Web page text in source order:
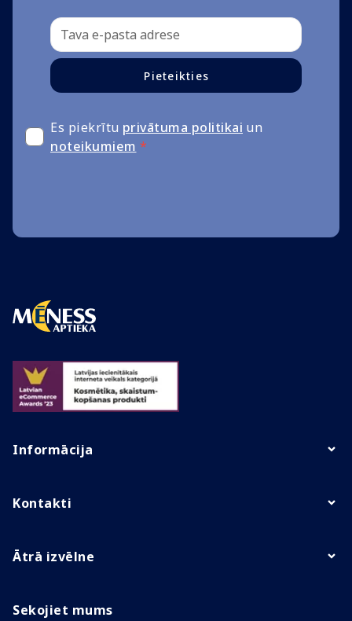
Pieteikties
Es piekrītu privātuma politikai un
noteikumiem *
Informācija
Kontakti
Ātrā izvēlne
Sekojiet mums